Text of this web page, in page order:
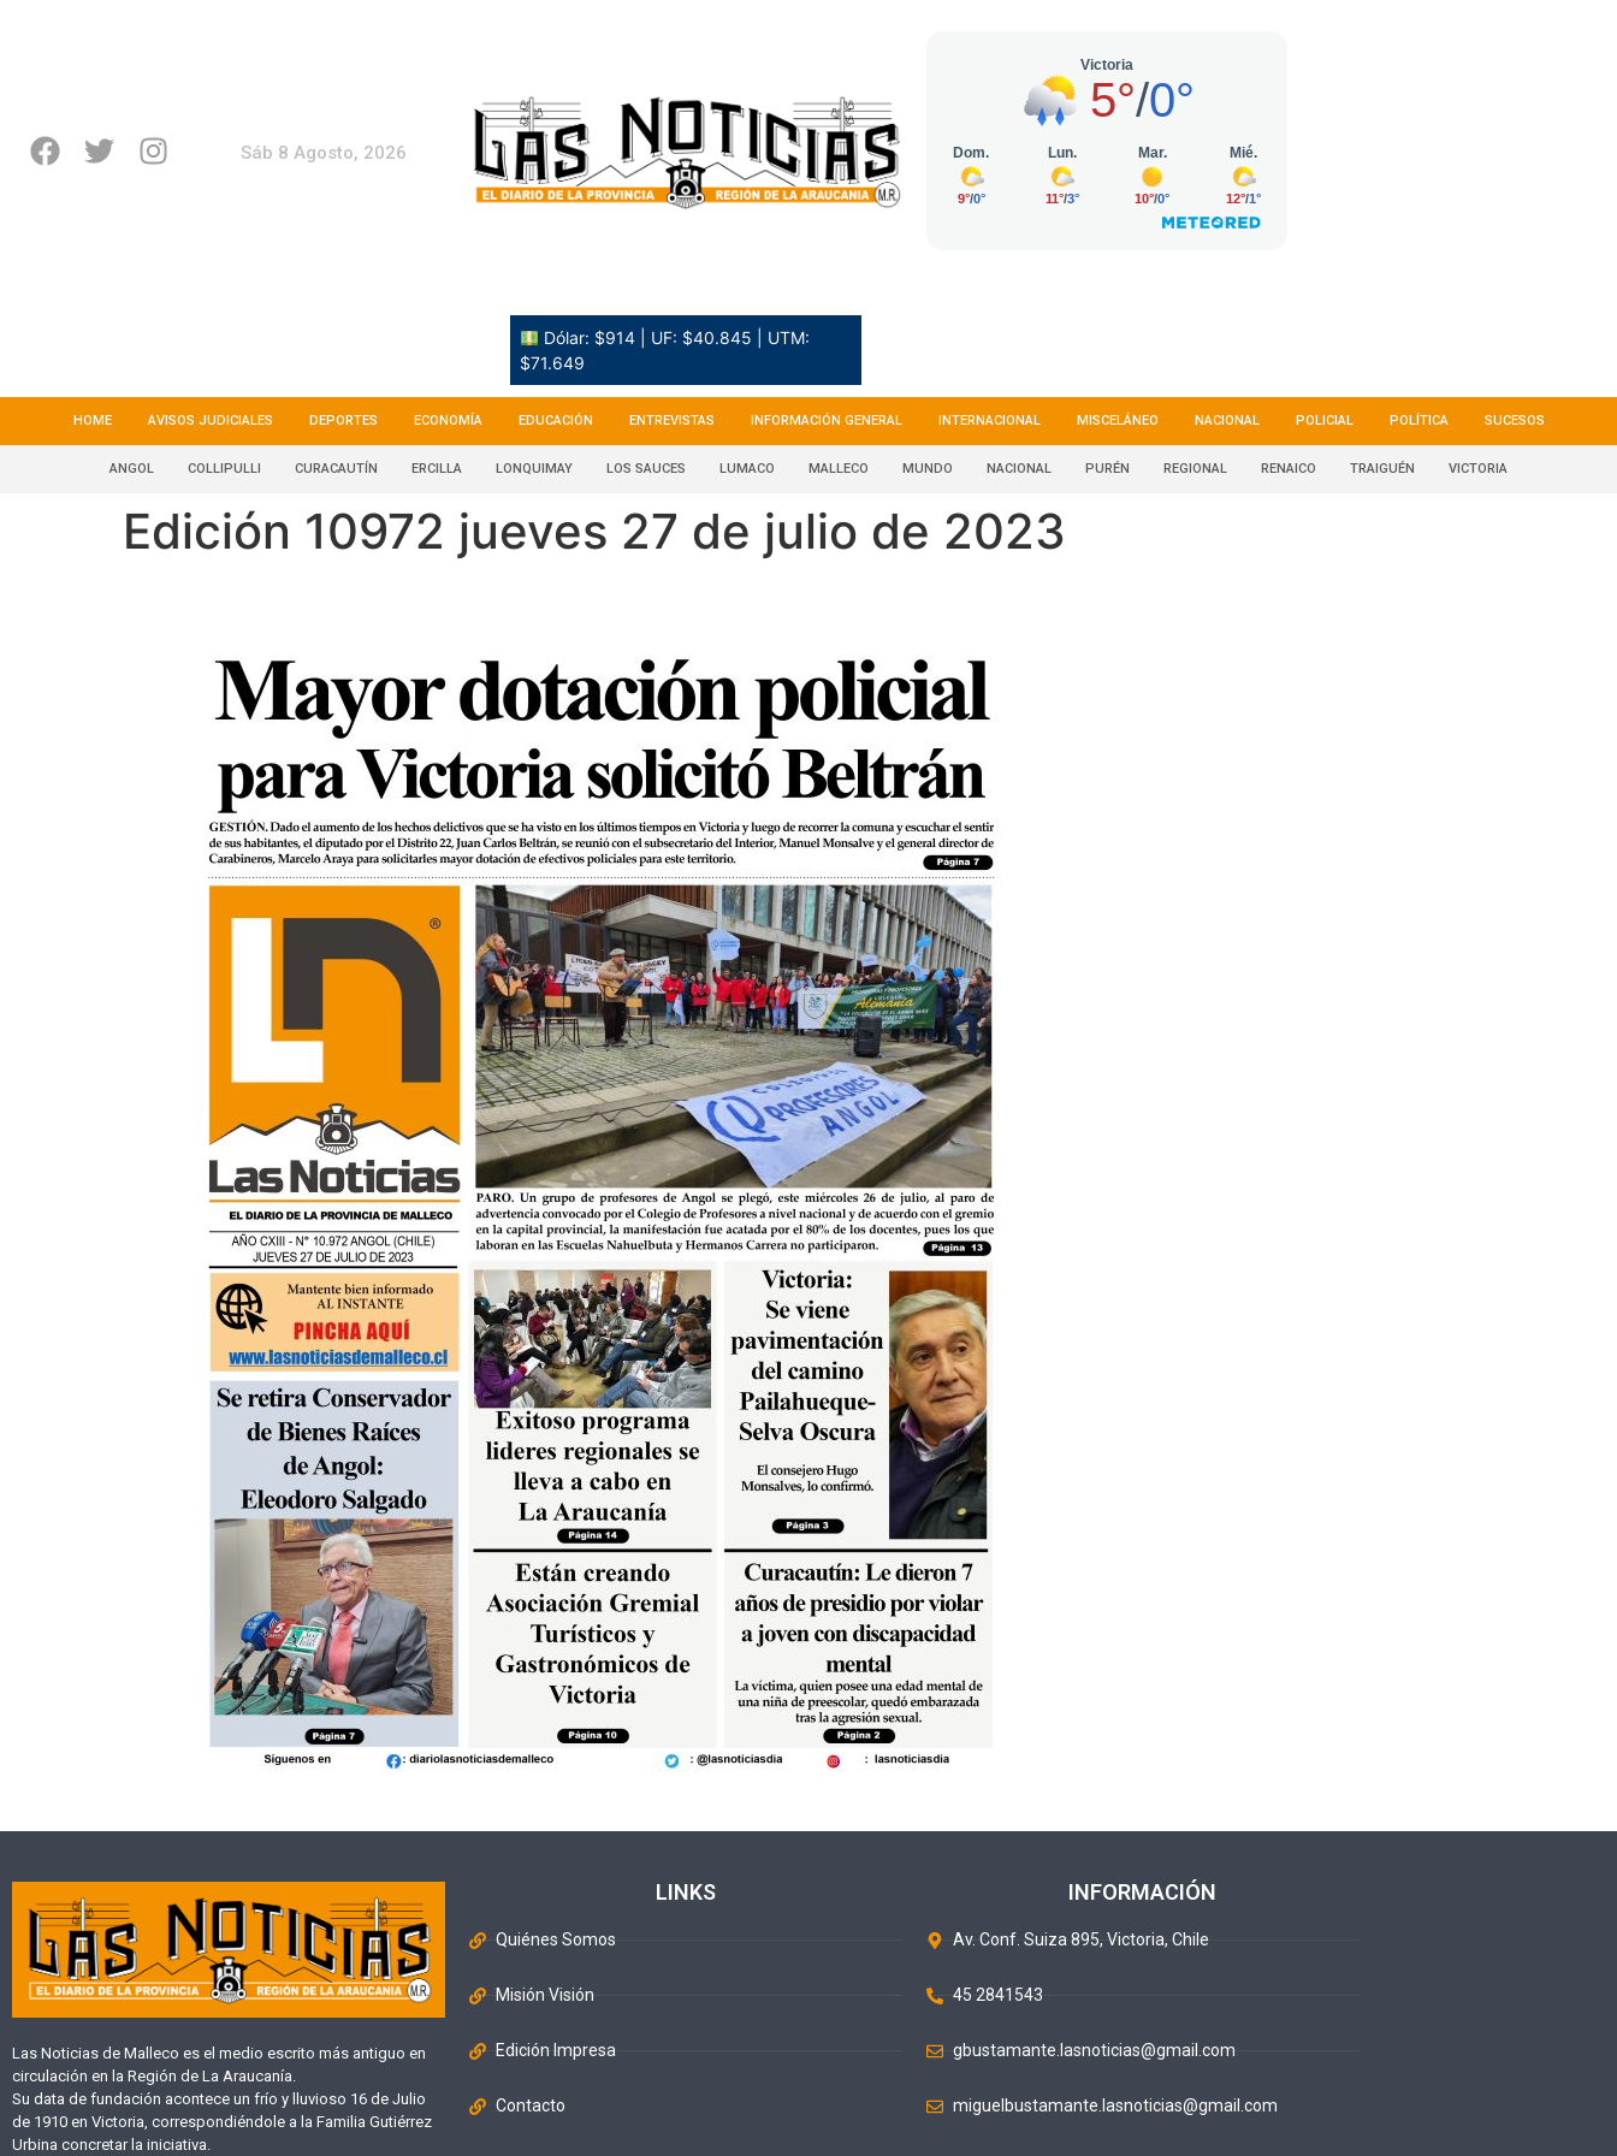
Sáb 8 Agosto, 2026
Dólar: $914 | UF: $40.845 | UTM:
$71.649
HOME AVISOS JUDICIALES DEPORTES ECONOMÍA EDUCACIÓN ENTREVISTAS INFORMACIÓN GENERAL INTERNACIONAL MISCELÁNEO NACIONAL POLICIAL POLÍTICA SUCESOS
ANGOL COLLIPULLI CURACAUTÍN ERCILLA LONQUIMAY LOS SAUCES LUMACO MALLECO MUNDO NACIONAL PURÉN REGIONAL RENAICO TRAIGUÉN VICTORIA
Edición 10972 jueves 27 de julio de 2023
Las Noticias de Malleco es el medio escrito más antiguo en
circulación en la Región de La Araucanía.
Su data de fundación acontece un frío y lluvioso 16 de Julio
de 1910 en Victoria, correspondiéndole a la Familia Gutiérrez
Urbina concretar la iniciativa.
LINKS
Quiénes Somos
Misión Visión
Edición Impresa
Contacto
INFORMACIÓN
Av. Conf. Suiza 895, Victoria, Chile
45 2841543
gbustamante.lasnoticias@gmail.com
miguelbustamante.lasnoticias@gmail.com